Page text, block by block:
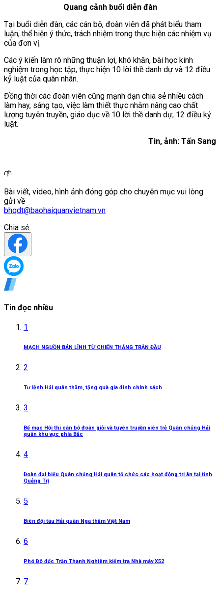
Quang cảnh buổi diễn đàn
Tại buổi diễn đàn, các cán bộ, đoàn viên đã phát biểu tham
luận, thể hiện ý thức, trách nhiệm trong thực hiện các nhiệm vụ
của đơn vị.
Các ý kiến làm rõ những thuận lợi, khó khăn, bài học kinh
nghiệm trong học tập, thực hiện 10 lời thề danh dự và 12 điều
kỷ luật của quân nhân.
Đồng thời các đoàn viên cũng mạnh dạn chia sẻ nhiều cách
làm hay, sáng tạo, việc làm thiết thực nhằm nâng cao chất
lượng tuyên truyền, giáo dục về 10 lời thề danh dự, 12 điều kỷ
luật.
Tin, ảnh: Tấn Sang
Bài viết, video, hình ảnh đóng góp cho chuyên mục vui lòng
gửi về
bhqdt@baohaiquanvietnam.vn
Chia sẻ
Tin đọc nhiều
1
MẠCH NGUỒN BẢN LĨNH TỪ CHIẾN THẮNG TRẬN ĐẦU
2
Tư lệnh Hải quân thăm, tặng quà gia đình chính sách
3
Bế mạc Hội thi cán bộ đoàn giỏi và tuyên truyền viên trẻ Quân chủng Hải
quân khu vực phía Bắc
4
Đoàn đại biểu Quân chủng Hải quân tổ chức các hoạt động tri ân tại tỉnh
Quảng Trị
5
Biên đội tàu Hải quân Nga thăm Việt Nam
6
Phó Đô đốc Trần Thanh Nghiêm kiểm tra Nhà máy X52
7